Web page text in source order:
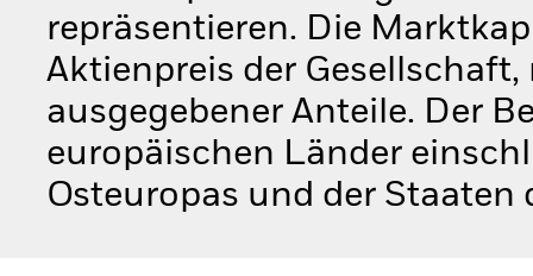
repräsentieren. Die
Aktienpreis der
ausgegebener Anteile. Der
europäischen Länder
Osteuropas und der